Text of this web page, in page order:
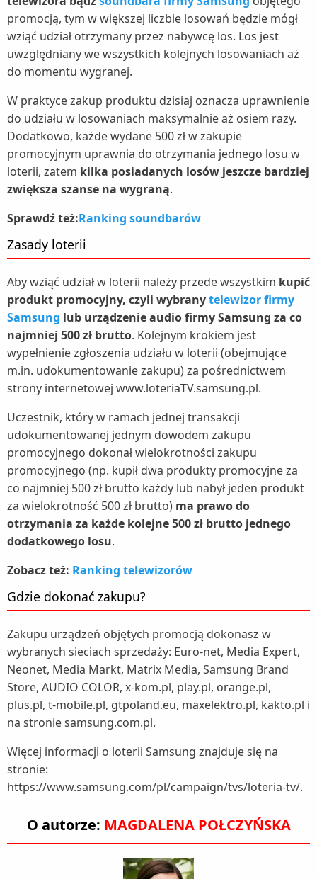
promocją, tym w większej liczbie losowań będzie mógł
wziąć udział otrzymany przez nabywcę los. Los jest
uwzględniany we wszystkich kolejnych losowaniach aż
do momentu wygranej.
W praktyce zakup produktu dzisiaj oznacza uprawnienie
do udziału w losowaniach maksymalnie aż osiem razy.
Dodatkowo, każde wydane 500 zł w zakupie
promocyjnym uprawnia do otrzymania jednego losu w
loterii, zatem kilka posiadanych losów jeszcze bardziej
zwiększa szanse na wygraną.
Sprawdź też:Ranking soundbarów
Zasady loterii
Aby wziąć udział w loterii należy przede wszystkim kupić
produkt promocyjny, czyli wybranytelewizor firmy
Samsung lub urządzenie audio firmy Samsung za co
najmniej 500 zł brutto. Kolejnym krokiem jest
wypełnienie zgłoszenia udziału w loterii (obejmujące
m.in. udokumentowanie zakupu) za pośrednictwem
strony internetowej www.loteriaTV.samsung.pl.
Uczestnik, który w ramach jednej transakcji
udokumentowanej jednym dowodem zakupu
promocyjnego dokonał wielokrotności zakupu
promocyjnego (np. kupił dwa produkty promocyjne za
co najmniej 500 zł brutto każdy lub nabył jeden produkt
za wielokrotność 500 zł brutto) ma prawo do
otrzymania za każde kolejne 500 zł brutto jednego
dodatkowego losu.
Zobacz też: Ranking telewizorów
Gdzie dokonać zakupu?
Zakupu urządzeń objętych promocją dokonasz w
wybranych sieciach sprzedaży: Euro-net, Media Expert,
Neonet, Media Markt, Matrix Media, Samsung Brand
Store, AUDIO COLOR, x-kom.pl, play.pl, orange.pl,
plus.pl, t-mobile.pl, gtpoland.eu, maxelektro.pl, kakto.pl i
na stronie samsung.com.pl.
Więcej informacji o loterii Samsung znajduje się na
stronie:
https://www.samsung.com/pl/campaign/tvs/loteria-tv/.
O autorze: MAGDALENA POŁCZYŃSKA